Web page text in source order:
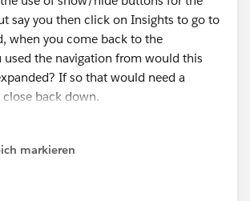
say you then click on Insights to go to
when you come back to the
used the navigation from would this
If so that would need a
back down.
markieren